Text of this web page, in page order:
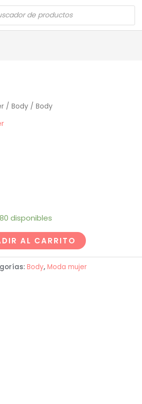
/ Body/ Body
80 disponibles
AL CARRITO
Body, Moda mujer